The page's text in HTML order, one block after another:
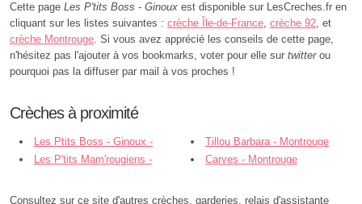
Cette page Les P'tits Boss - Ginoux est disponible sur LesCreches.fr en
cliquant sur les listes suivantes : crèche Île-de-France, crèche 92, et
crèche Montrouge. Si vous avez apprécié les conseils de cette page,
n'hésitez pas l'ajouter à vos bookmarks, voter pour elle sur twitterou
pourquoi pas la diffuser par mail à vos proches !
Crèches à proximité
Les Ptits Boss - Ginoux -
Montrouge
Tillou Barbara - Montrouge
Les P'tits Mam'rougiens -
Carves - Montrouge
Consultez sur ce site d'autres crèches, garderies, relais d'assistante